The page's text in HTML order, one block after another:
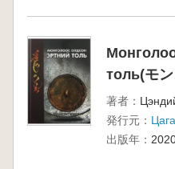
толь(モ
著者：
発行元：
出版年：